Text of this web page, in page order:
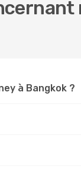
à Bangkok ?